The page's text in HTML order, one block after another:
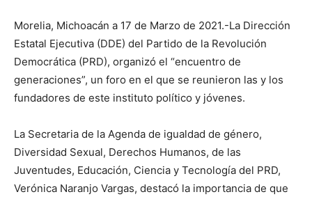
Morelia, Michoacán a 17 de Marzo de 2021.-La Dirección
Estatal Ejecutiva (DDE) del Partido de la Revolución
Democrática (PRD), organizó el “encuentro de
generaciones”, un foro en el que se reunieron las y los
fundadores de este instituto político y jóvenes.
La Secretaria de la Agenda de igualdad de género,
Diversidad Sexual, Derechos Humanos, de las
Juventudes, Educación, Ciencia y Tecnología del PRD,
Verónica Naranjo Vargas, destacó la importancia de que